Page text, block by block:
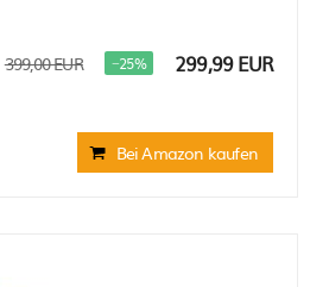
399,00 EUR −25% 299,99 EUR
Bei Amazon kaufen